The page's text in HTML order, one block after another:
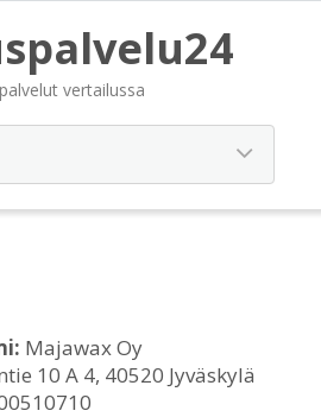
vertailussa
Majawax Oy
10 A 4, 40520 Jyväskylä